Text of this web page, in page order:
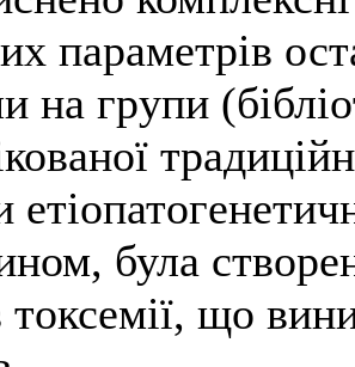
параметрів
на групи
була
токсемії, що